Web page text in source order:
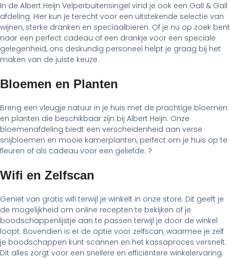
In de Albert Heijn Velperbuitensingel vind je ook een Gall & Gall
afdeling. Hier kun je terecht voor een uitstekende selectie van
wijnen, sterke dranken en speciaalbieren. Of je nu op zoek bent
naar een perfect cadeau of een drankje voor een speciale
gelegenheid, ons deskundig personeel helpt je graag bij het
maken van de juiste keuze.
Bloemen en Planten
Breng een vleugje natuur in je huis met de prachtige bloemen
en planten die beschikbaar zijn bij Albert Heijn. Onze
bloemenafdeling biedt een verscheidenheid aan verse
snijbloemen en mooie kamerplanten, perfect om je huis op te
fleuren of als cadeau voor een geliefde. ?
Wifi en Zelfscan
Geniet van gratis wifi terwijl je winkelt in onze store. Dit geeft je
de mogelijkheid om online recepten te bekijken of je
boodschappenlijstje aan te passen terwijl je door de winkel
loopt. Bovendien is er de optie voor zelfscan, waarmee je zelf
je boodschappen kunt scannen en het kassaproces versnelt.
Dit alles zorgt voor een snellere en efficiëntere winkelervaring.